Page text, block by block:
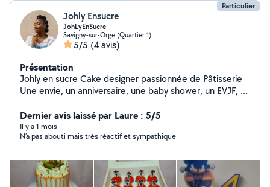
Particulier
Johly Ensucre
JohLyEnSucre
Savigny-sur-Orge (Quartier 1)
5/5 (4 avis)
Présentation
Johly en sucre Cake designer passionnée de Pâtisserie
Une envie, un anniversaire, une baby shower, un EVJF, un
Number cake Wedding cake Et plein d autre douceur.
Chaque création est fait maison avec passion et
gourmandise. Pour plus de photo Instagram et
Dernier avis laissé par Laure : 5/5
Il y a 1 mois
N’a pas abouti mais très réactif et sympathique